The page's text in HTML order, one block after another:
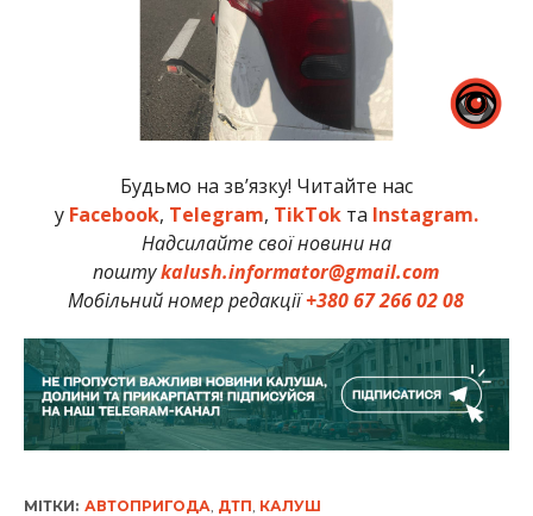
Будьмо на зв’язку! Читайте нас
у Facebook, Telegram, TikTokта Instagram.
Надсилайте свої новини на
поштуkalush.informator@gmail.com
Мобільний номер редакції+380 67 266 02 08
МІТКИ: АВТОПРИГОДА ДТП КАЛУШ